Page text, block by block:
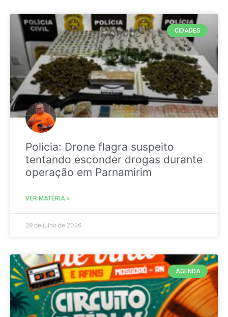
CIDADES
Policia: Drone flagra suspeito
tentando esconder drogas durante
operação em Parnamirim
VER MATÉRIA »
29 de julho de 2026
AGENDA